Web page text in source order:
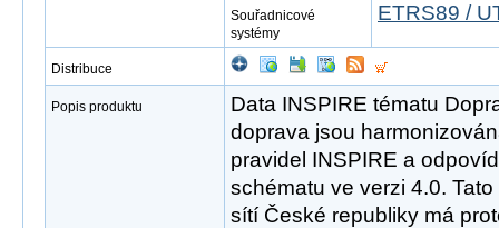
Souřadnicové
systémy
ETRS89 /
Distribuce
Popis produktu
Data INSPIRE tématu
doprava jsou
pravidel INSPIRE a
schématu ve verzi 4.0.
sítí České republiky má